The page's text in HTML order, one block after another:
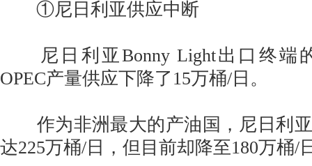
①尼日利亚供应中断
尼日利亚Bonny Light出口终端
OPEC产量供应下降了15万桶/日。
作为非洲最大的产油国，尼日利亚
达225万桶/日，但目前却降至180万桶/